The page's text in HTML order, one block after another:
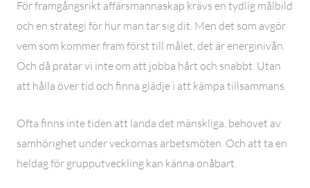
För framgångsrikt affärsmannaskap krävs en tydlig målbild
och en strategi för hur man tar sig dit. Men det som avgör
vem som kommer fram först till målet, det är energinivån.
Och då pratar vi inte om att jobba hårt och snabbt. Utan
att hålla över tid och finna glädje i att kämpa tillsammans.
Ofta finns inte tiden att landa det mänskliga, behovet av
samhörighet under veckornas arbetsmöten. Och att ta en
heldag för grupputveckling kan känna onåbart.